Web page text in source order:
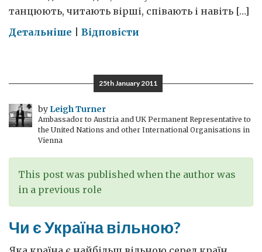
танцюють, читають вірші, співають і навіть […]
Детальніше on
Шотландії
Відповісти
25th January 2011
by Leigh Turner
Ambassador to Austria and UK Permanent Representative to
the United Nations and other International Organisations in
Vienna
This post was published when the author was
in a previous role
Чи є Україна вільною?